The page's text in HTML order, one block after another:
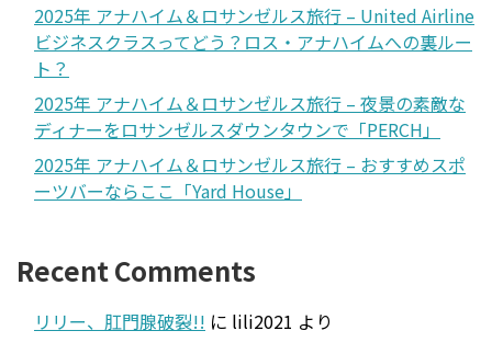
2025年 アナハイム＆ロサンゼルス旅行 – United Airline
ビジネスクラスってどう？ロス・アナハイムへの裏ルー
ト？
2025年 アナハイム＆ロサンゼルス旅行 – 夜景の素敵な
ディナーをロサンゼルスダウンタウンで「PERCH」
2025年 アナハイム＆ロサンゼルス旅行 – おすすめスポ
ーツバーならここ「Yard House」
Recent Comments
リリー、肛門腺破裂!! に lili2021 より